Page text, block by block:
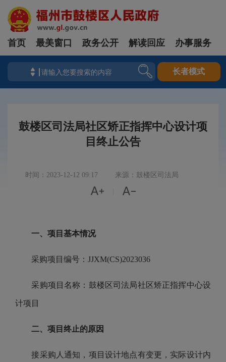
首页 最美窗口 政务公开 解读回应 办事服务
长者模式
鼓楼区司法局社区矫正指挥中心设计项
目终止公告
时间：2023-12-12 09:17 来源：鼓楼区司法局
 
一、项目基本情况
采购项目编号：JJXM(CS)2023036
采购项目名称：鼓楼区司法局社区矫正指挥中心设
计项目
二、项目终止的原因
接采购人通知，项目设计地点有变更，实际设计内